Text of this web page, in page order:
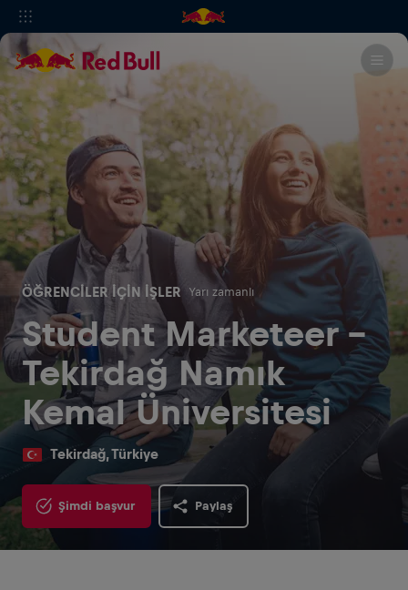
ÖĞRENCILER IÇIN İŞLER Yarı zamanlı
Student Marketeer -
Tekirdağ Namık
Kemal Üniversitesi
Tekirdağ, Türkiye
Şimdi başvur Paylaş